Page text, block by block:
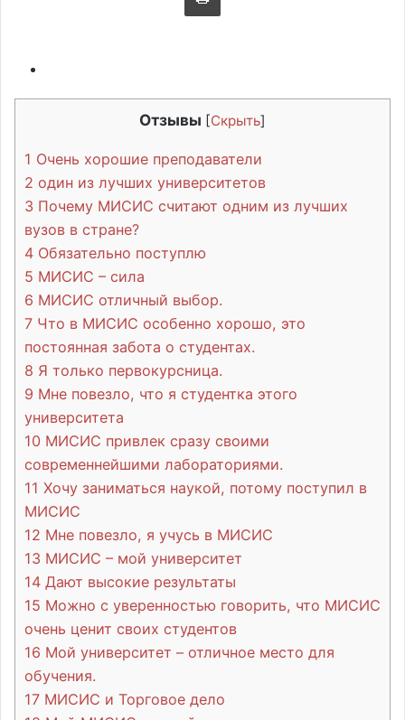
Отзывы [Скрыть]
1 Очень хорошие преподаватели
2 один из лучших университетов
3 Почему МИСИС считают одним из лучших
вузов в стране?
4 Обязательно поступлю
5 МИСИС – сила
6 МИСИС отличный выбор.
7 Что в МИСИС особенно хорошо, это
постоянная забота о студентах.
8 Я только первокурсница.
9 Мне повезло, что я студентка этого
университета
10 МИСИС привлек сразу своими
современнейшими лабораториями.
11 Хочу заниматься наукой, потому поступил в
МИСИС
12 Мне повезло, я учусь в МИСИС
13 МИСИС – мой университет
14 Дают высокие результаты
15 Можно с уверенностью говорить, что МИСИС
очень ценит своих студентов
16 Мой университет – отличное место для
обучения.
17 МИСИС и Торговое дело